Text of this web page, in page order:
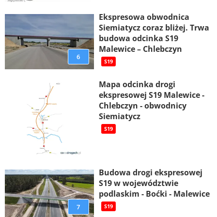
6
Ekspresowa obwodnica
Siemiatycz coraz bliżej. Trwa
budowa odcinka S19
Malewice – Chlebczyn
S19
Mapa odcinka drogi
ekspresowej S19 Malewice -
Chlebczyn - obwodnicy
Siemiatycz
S19
7
Budowa drogi ekspresowej
S19 w województwie
podlaskim - Boćki - Malewice
S19